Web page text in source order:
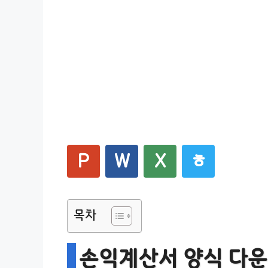
P W X ㅎ
목차
손익계산서 양식 다